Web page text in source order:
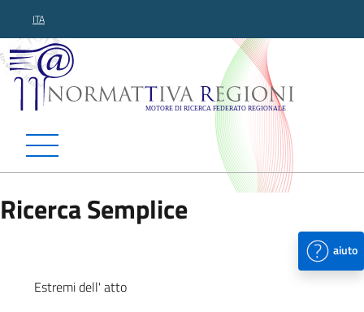
ITA
Normattiva Regioni -
Ricerca Semplice
aiuto
Estremi dell' atto